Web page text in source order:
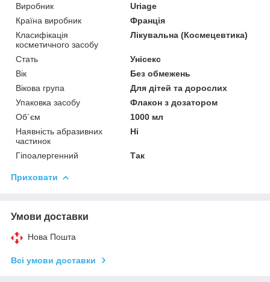
Виробник
Uriage
Країна виробник
Франція
Класифікація
косметичного засобу
Лікувальна (Космецевтика)
Стать
Унісекс
Вік
Без обмежень
Вікова група
Для дітей та дорослих
Упаковка засобу
Флакон з дозатором
Об`єм
1000 мл
Наявність абразивних
частинок
Ні
Гіпоалергенний Так
Приховати
Умови доставки
Нова Пошта
Всі умови доставки